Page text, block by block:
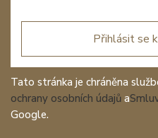
Přihlásit se
Tato stránka je chráněna
ochrany osobních údajů a
Google.